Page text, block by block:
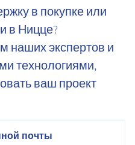
в покупке или
в Ницце?
наших экспертов и
технологиями,
ваш проект